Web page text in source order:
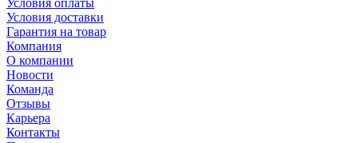
Условия оплаты
Условия доставки
Гарантия на товар
Компания
О компании
Новости
Команда
Отзывы
Карьера
Контакты